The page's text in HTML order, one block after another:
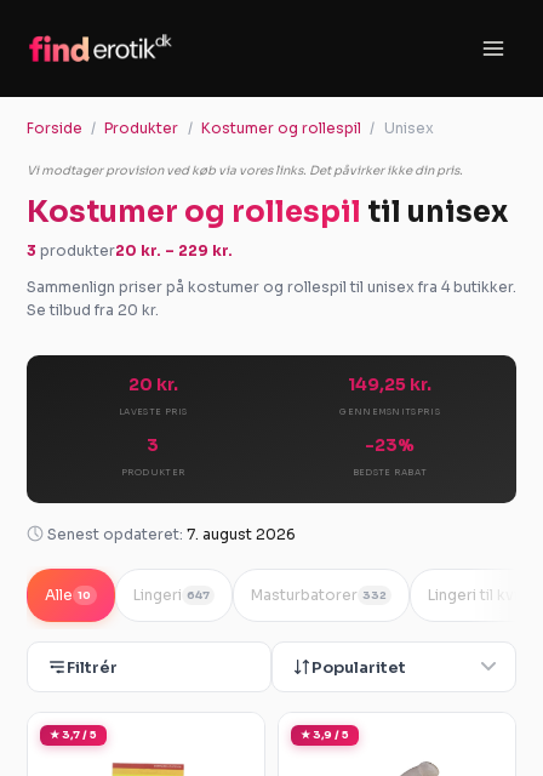
Forside Produkter Kostumer og rollespil Unisex
Vi modtager provision ved køb via vores links. Det påvirker ikke din pris.
Kostumer og rollespil til unisex
3 produkter20 kr. – 229 kr.
Sammenlign priser på kostumer og rollespil til unisex fra 4 butikker.
Se tilbud fra 20 kr.
20 kr.
LAVESTE PRIS
149,25 kr.
GENNEMSNITSPRIS
3
PRODUKTER
-23%
BEDSTE RABAT
Senest opdateret: 7. august 2026
Alle 10 Lingeri 647 Masturbatorer 332 Lingeri til
Filtrér Popularitet
★ 3,7 / 5 ★ 3,9 / 5